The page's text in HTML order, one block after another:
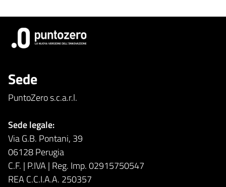
Sede
PuntoZero s.c.a.r.l.
Sede legale:
Via G.B. Pontani, 39
06128 Perugia
C.F. | P.IVA | Reg. Imp. 02915750547
REA C.C.I.A.A. 250357